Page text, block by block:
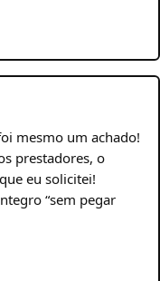
mesmo um achado!
prestadores, o
eu solicitei!
“sem pegar